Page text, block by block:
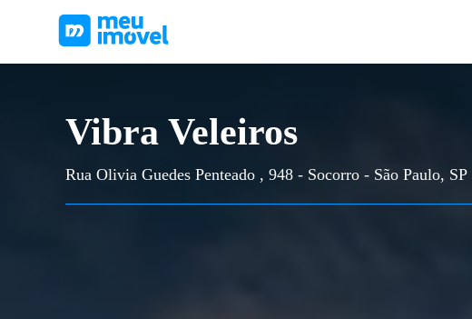
Vibra Veleiros
Rua Olivia Guedes Penteado , 948 - Socorro - São Paulo, SP